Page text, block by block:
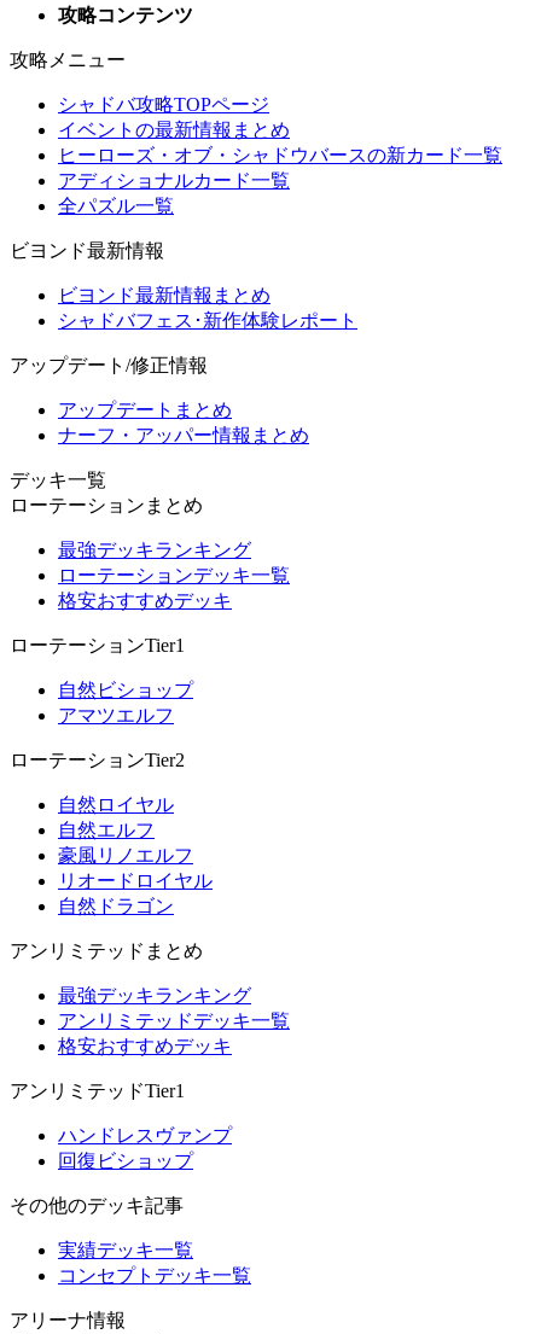
攻略コンテンツ
攻略メニュー
シャドバ攻略TOPページ
イベントの最新情報まとめ
ヒーローズ・オブ・シャドウバースの新カード一覧
アディショナルカード一覧
全パズル一覧
ビヨンド最新情報
ビヨンド最新情報まとめ
シャドバフェス･新作体験レポート
アップデート/修正情報
アップデートまとめ
ナーフ・アッパー情報まとめ
デッキ一覧
ローテーションまとめ
最強デッキランキング
ローテーションデッキ一覧
格安おすすめデッキ
ローテーションTier1
自然ビショップ
アマツエルフ
ローテーションTier2
自然ロイヤル
自然エルフ
豪風リノエルフ
リオードロイヤル
自然ドラゴン
アンリミテッドまとめ
最強デッキランキング
アンリミテッドデッキ一覧
格安おすすめデッキ
アンリミテッドTier1
ハンドレスヴァンプ
回復ビショップ
その他のデッキ記事
実績デッキ一覧
コンセプトデッキ一覧
アリーナ情報